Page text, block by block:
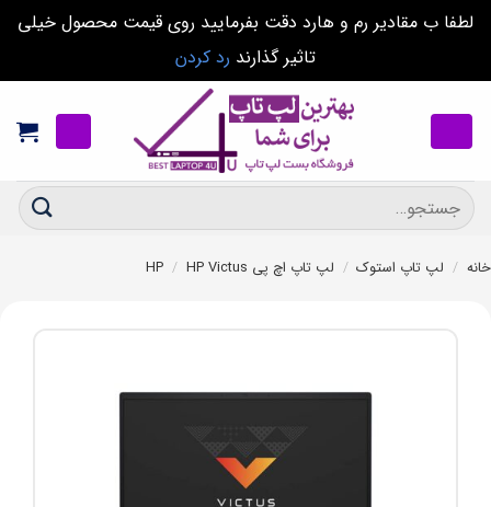
لطفا ب مقادیر رم و هارد دقت بفرمایید روی قیمت محصول خیلی
تاثیر گذارند رد کردن
content
جستجو
برای:
خانه / لپ تاپ استوک / لپ تاپ اچ پی HP / HP Victus